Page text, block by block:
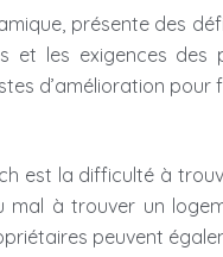
présente des
les exigences
d’amélioration pour
est la difficulté à
à trouver un
peuvent